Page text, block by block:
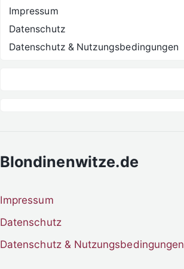
Impressum
Datenschutz
Datenschutz & Nutzungsbedingungen
Blondinenwitze.de
Impressum
Datenschutz
Datenschutz & Nutzungsbedingungen